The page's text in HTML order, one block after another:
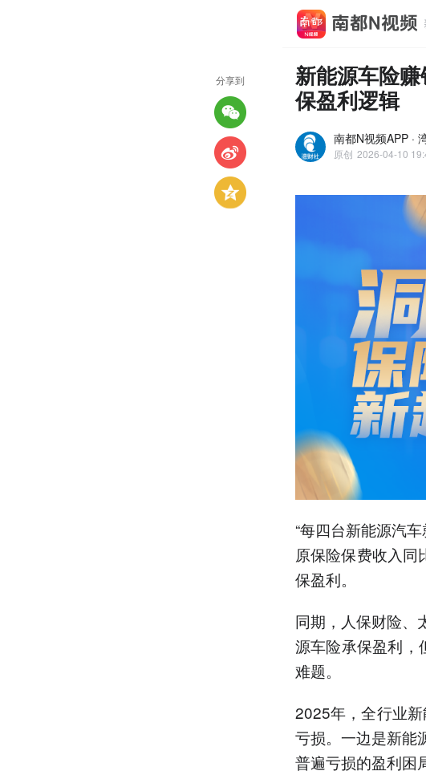
新能源车险
保盈利逻辑
南都N视频APP ·
原创 2026-04-10
“每四台新能源汽
原保险保费收入
保盈利。
同期，人保财险、
源车险承保盈利，
难题。
2025年，全行业
亏损。一边是新能
普遍亏损的盈利困
分享到